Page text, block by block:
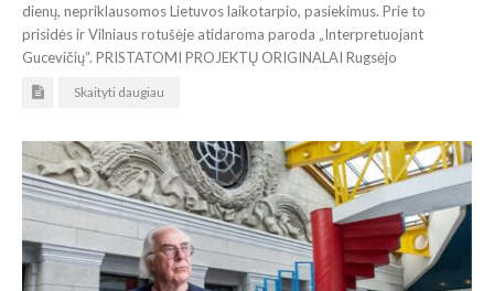
dienų, nepriklausomos Lietuvos laikotarpio, pasiekimus. Prie to
prisidės ir Vilniaus rotušėje atidaroma paroda „Interpretuojant
Gucevičių“. PRISTATOMI PROJEKTŲ ORIGINALAI Rugsėjo
Skaityti daugiau